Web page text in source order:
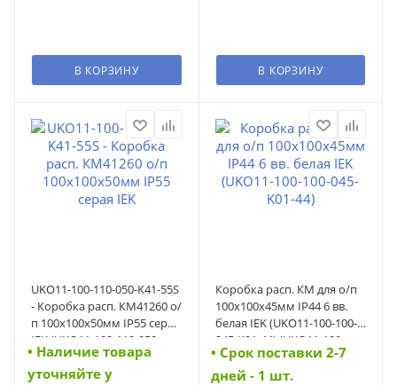
В КОРЗИНУ В КОРЗИНУ
UKO11-100-110-050-K41-55S
- Коробка расп. КМ41260 о/
п 100х100х50мм IP55 серая
IEK (UKO11-100-110-050-
K41-55S)
• Наличие товара
уточняйте у
Коробка расп. КМ для о/п
100х100х45мм IP44 6 вв.
белая IEK (UKO11-100-100-
045-K01-44) (UKO11-100-
100-045-K01-44)
• Cрок поставки 2-7
дней - 1 шт.